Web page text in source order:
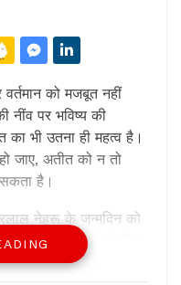
को मजबूत नहीं
नींव पर भविष्य की
का भी उतना ही महत्व है।
जाए, अतीत को न तो
है।
नेहरू के जन्मदिन को
के जन्मदिन पर उनके किए
बढ़-चढ़कर हिस्सा